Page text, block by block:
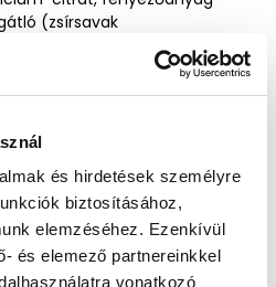
és hirdetések személyre
biztosításához,
elemzéséhez. Ezenkívül
és elemező partnereinkkel
vonatkozó
(zsírsavak
kukoricakeményítő,
L-aszkorbát, alfa-tokoferol],
trigliceridjei, csomósodást
Igen
Igen
Igen